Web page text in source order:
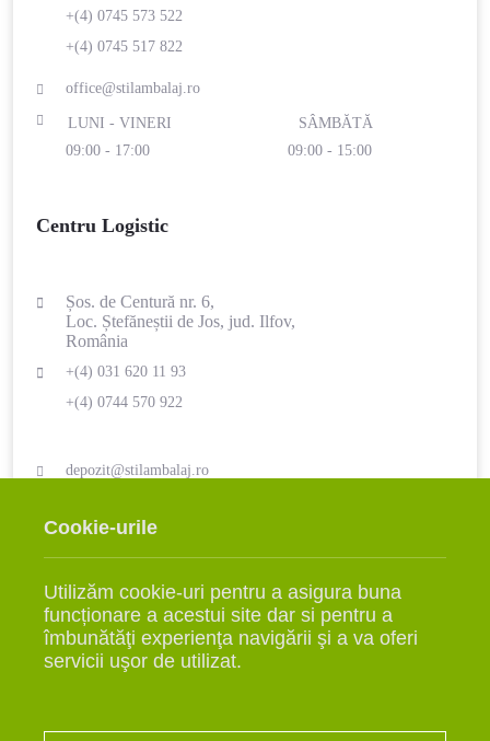
+(4) 0745 573 522
+(4) 0745 517 822
office@stilambalaj.ro
LUNI - VINERI
09:00 - 17:00
SÂMBĂTĂ
09:00 - 15:00
Centru Logistic
Șos. de Centură nr. 6,
Loc. Ștefăneștii de Jos, jud. Ilfov,
România
+(4) 031 620 11 93
+(4) 0744 570 922
depozit@stilambalaj.ro
09:00 - 17:00
Cookie-urile
Utilizăm cookie-uri pentru a asigura buna
funcționare a acestui site dar si pentru a
îmbunătăţi experienţa navigării şi a va oferi
servicii uşor de utilizat.